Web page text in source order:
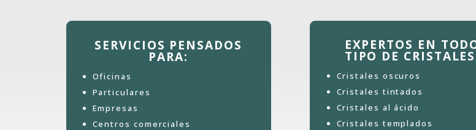
SERVICIOS PENSADOS
PARA:
Oficinas
Particulares
Empresas
Centros comerciales
EXPERTOS EN
TIPO DE
Cristales oscuros
Cristales tintados
Cristales al ácido
Cristales templados